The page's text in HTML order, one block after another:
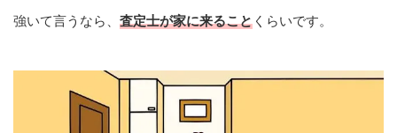
強いて言うなら、 査定士が家に来ること くらいです。